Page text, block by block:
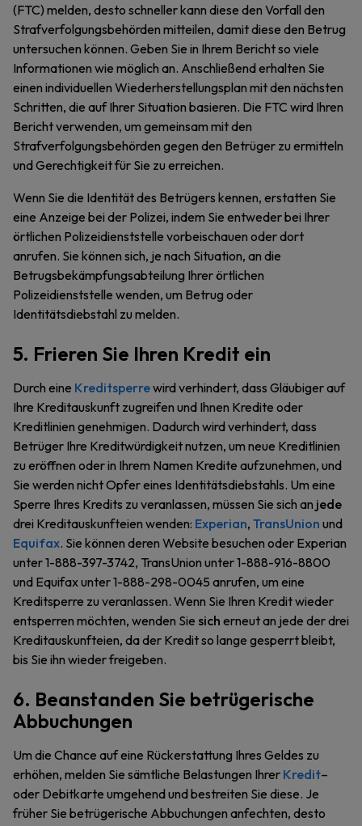
(FTC) melden, desto schneller kann diese den Vorfall den
Strafverfolgungsbehörden mitteilen, damit diese den Betrug
untersuchen können. Geben Sie in Ihrem Bericht so viele
Informationen wie möglich an. Anschließend erhalten Sie
einen individuellen Wiederherstellungsplan mit den nächsten
Schritten, die auf Ihrer Situation basieren. Die FTC wird Ihren
Bericht verwenden, um gemeinsam mit den
Strafverfolgungsbehörden gegen den Betrüger zu ermitteln
und Gerechtigkeit für Sie zu erreichen.
Wenn Sie die Identität des Betrügers kennen, erstatten Sie
eine Anzeige bei der Polizei, indem Sie entweder bei Ihrer
örtlichen Polizeidienststelle vorbeischauen oder dort
anrufen. Sie können sich, je nach Situation, an die
Betrugsbekämpfungsabteilung Ihrer örtlichen
Polizeidienststelle wenden, um Betrug oder
Identitätsdiebstahl zu melden.
5. Frieren Sie Ihren Kredit ein
Durch eine Kreditsperrewird verhindert, dass Gläubiger auf
Ihre Kreditauskunft zugreifen und Ihnen Kredite oder
Kreditlinien genehmigen. Dadurch wird verhindert, dass
Betrüger Ihre Kreditwürdigkeit nutzen, um neue Kreditlinien
zu eröffnen oder in Ihrem Namen Kredite aufzunehmen, und
Sie werden nicht Opfer eines Identitätsdiebstahls. Um eine
Sperre Ihres Kredits zu veranlassen, müssen Sie sich an jede
drei Kreditauskunfteien wenden: Experian, TransUnion und
Equifax. Sie können deren Website besuchen oder Experian
unter 1-888-397-3742, TransUnion unter 1-888-916-8800
und Equifax unter 1-888-298-0045 anrufen, um eine
Kreditsperre zu veranlassen. Wenn Sie Ihren Kredit wieder
entsperren möchten, wenden Sie sich erneut an jede der drei
Kreditauskunfteien, da der Kredit so lange gesperrt bleibt,
bis Sie ihn wieder freigeben.
6. Beanstanden Sie betrügerische
Abbuchungen
Um die Chance auf eine Rückerstattung Ihres Geldes zu
erhöhen, melden Sie sämtliche Belastungen Ihrer Kredit–
oder Debitkarte umgehend und bestreiten Sie diese. Je
früher Sie betrügerische Abbuchungen anfechten, desto